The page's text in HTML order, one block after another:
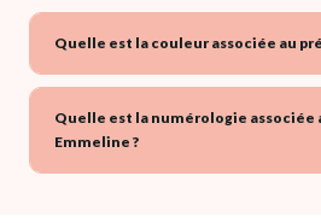
Quelle est la couleur associée au
Quelle est la numérologie associée
Emmeline ?